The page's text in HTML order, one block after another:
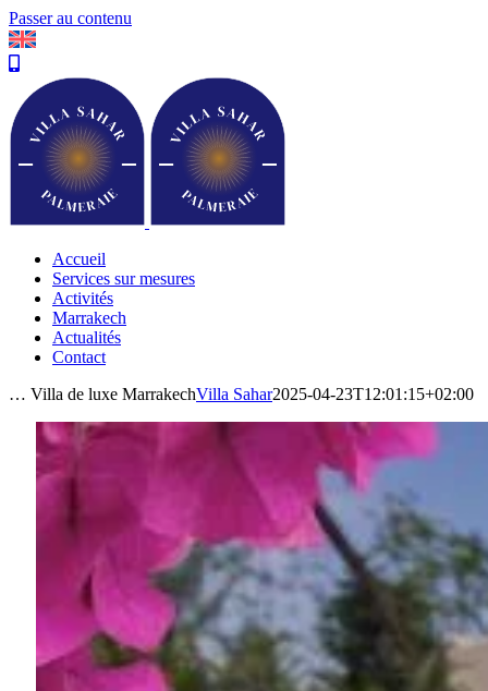
Passer au contenu
Accueil
Services sur mesures
Activités
Marrakech
Actualités
Contact
… Villa de luxe MarrakechVilla Sahar2025-04-23T12:01:15+02:00